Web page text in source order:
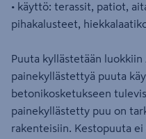
• käyttö: terassit, patiot,
pihakalusteet,
Puuta kyllästetään luokkiin
painekyllästettyä puuta
betonikosketukseen
painekyllästetty puu on
rakenteisiin. Kestopuuta